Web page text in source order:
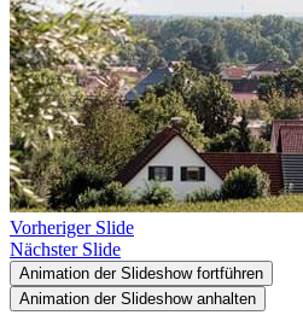
Vorheriger Slide
Nächster Slide
Animation der Slideshow fortführen
Animation der Slideshow anhalten